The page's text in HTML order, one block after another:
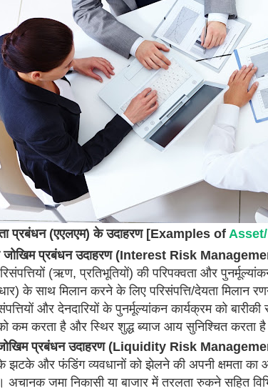
प्रबंधन (एएलएम) के उदाहरण [Examples of
जोखिम प्रबंधन उदाहरण (Interest Risk
(ऋण, प्रतिभूतियों) की परिपक्वता और
के साथ मिलान करने के लिए परिसंपत्ति/देयता मिलान
और देनदारियों के पुनर्मूल्यांकन कार्यक्रम को
कम करता है और स्थिर शुद्ध ब्याज आय सुनिश्चित करता
प्रबंधन उदाहरण (Liquidity Risk
झटके और फंडिंग व्यवधानों को झेलने की अपनी क्षमता का
अचानक जमा निकासी या बाजार में तरलता रुकने सहित